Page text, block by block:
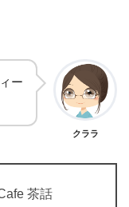
ー
クララ
茶話